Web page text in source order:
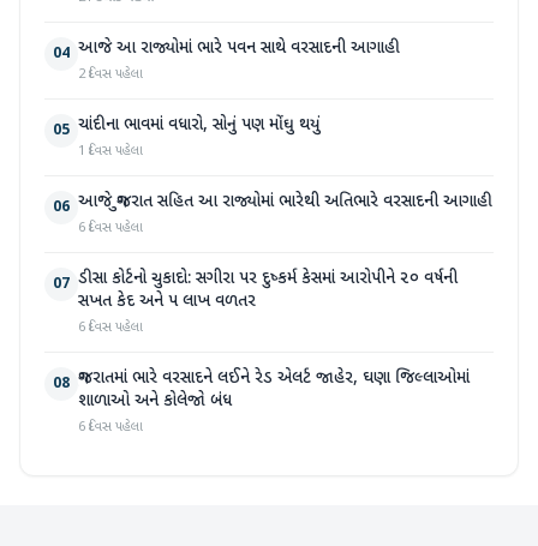
04 આજે આ રાજ્યોમાં ભારે પવન સાથે વરસાદની આગાહી
2 દિવસ પહેલા
05 ચાંદીના ભાવમાં વધારો, સોનું પણ મોંઘુ થયું
1 દિવસ પહેલા
06 આજે ગુજરાત સહિત આ રાજ્યોમાં ભારેથી અતિભારે વરસાદની આગાહી
6 દિવસ પહેલા
07 ડીસા કોર્ટનો ચુકાદો: સગીરા પર દુષ્કર્મ કેસમાં આરોપીને ૨૦ વર્ષની
સખત કેદ અને ૫ લાખ વળતર
6 દિવસ પહેલા
08 ગુજરાતમાં ભારે વરસાદને લઈને રેડ એલર્ટ જાહેર, ઘણા જિલ્લાઓમાં
શાળાઓ અને કોલેજો બંધ
6 દિવસ પહેલા